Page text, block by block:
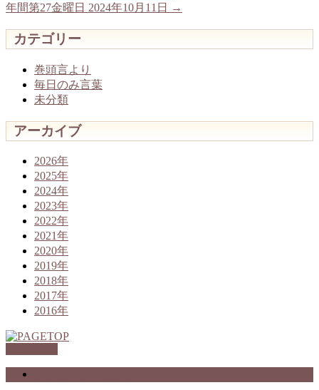
年間第27金曜日 2024年10月11日
→
カテゴリー
巻頭言より
毎日のみ言葉
未分類
アーカイブ
2026年
2025年
2024年
2023年
2022年
2021年
2020年
2019年
2018年
2017年
2016年